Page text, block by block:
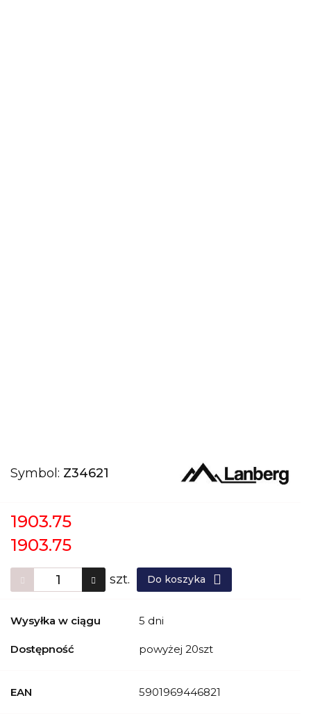
Symbol: Z34621
1903.75
1903.75
szt. Do koszyka
Wysyłka w ciągu 5 dni
Dostępność powyżej 20szt
EAN 5901969446821